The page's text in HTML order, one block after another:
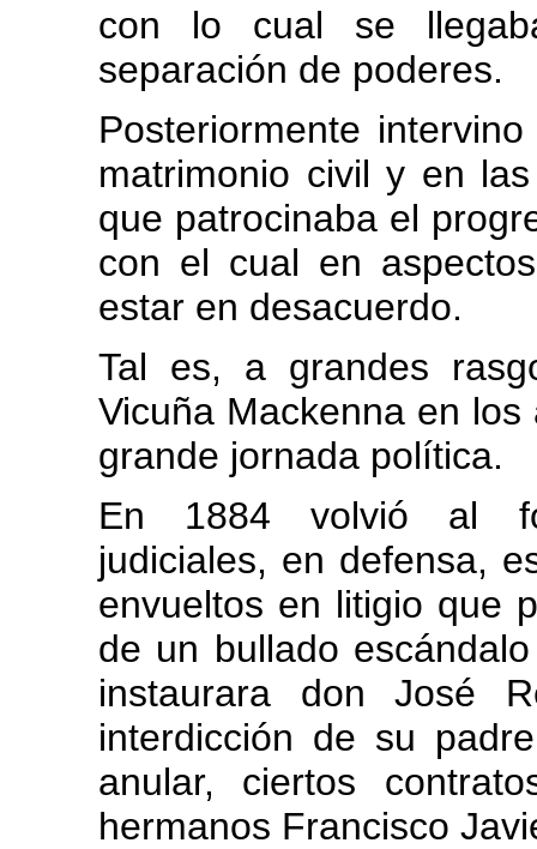
con lo cual se
separación de poderes.
Posteriormente
matrimonio civil y en
que patrocinaba el
con el cual en
estar en desacuerdo.
Tal es, a grandes
Vicuña Mackenna en
grande jornada política.
En 1884 volvió al
judiciales, en defensa,
envueltos en litigio que
de un bullado
instaurara don José
interdicción de su
anular, ciertos
hermanos Francisco